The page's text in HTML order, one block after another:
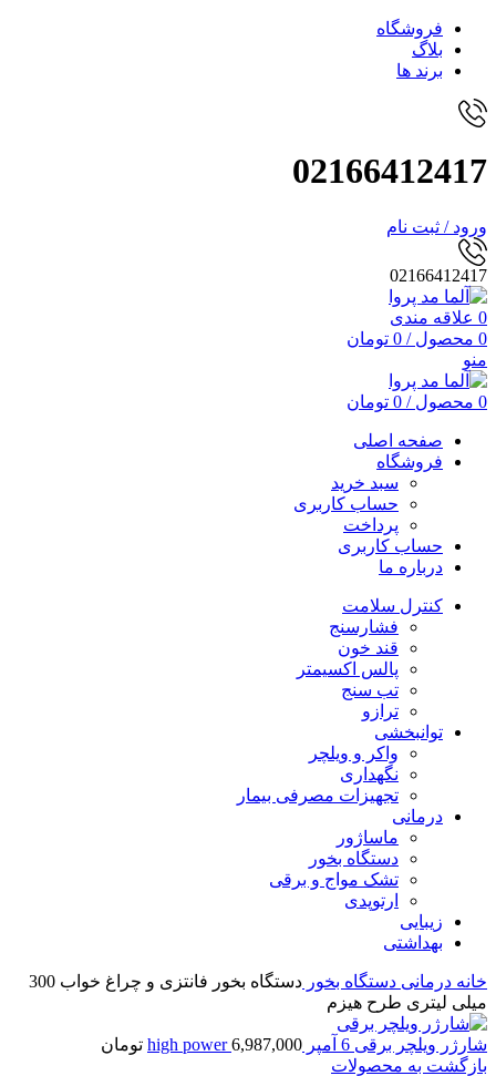
فروشگاه
بلاگ
برند ها
02166412417
ورود / ثبت نام
02166412417
0 علاقه مندی
0 محصول /
0 تومان
منو
0 محصول /
0 تومان
صفحه اصلی
فروشگاه
سبد خرید
حساب کاربری
پرداخت
حساب کاربری
درباره ما
کنترل سلامت
فشارسنج
قند خون
پالس اکسیمتر
تب سنج
ترازو
توانبخشی
واکر و ویلچر
نگهداری
تجهیزات مصرفی بیمار
درمانی
ماساژور
دستگاه بخور
تشک مواج و برقی
ارتوپدی
زیبایی
بهداشتی
خانه درمانی دستگاه بخور
دستگاه بخور فانتزی و چراغ خواب 300
میلی لیتری طرح هیزم
شارژر ویلچر برقی 6 آمپر high power 6,987,000
تومان
بازگشت به محصولات